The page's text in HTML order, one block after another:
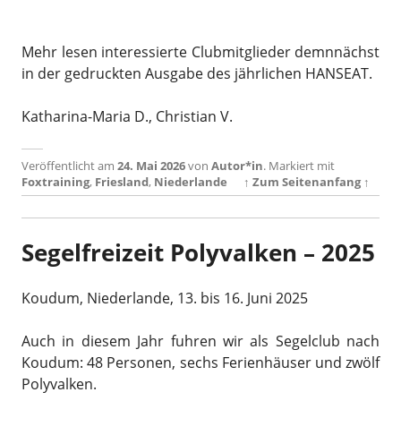
Mehr lesen interessierte Clubmitglieder demnnächst
in der gedruckten Ausgabe des jährlichen HANSEAT.
Katharina-Maria D., Christian V.
Veröffentlicht am 24. Mai 2026von Autor*in. Markiert mit
Foxtraining, Friesland, Niederlande ↑ Zum Seitenanfang ↑
Segelfreizeit Polyvalken – 2025
Koudum, Niederlande, 13. bis 16. Juni 2025
Auch in diesem Jahr fuhren wir als Segelclub nach
Koudum: 48 Personen, sechs Ferienhäuser und zwölf
Polyvalken.